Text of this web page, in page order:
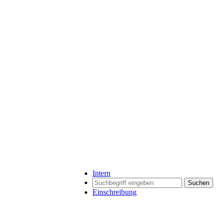
Intern
Suchen
Einschreibung